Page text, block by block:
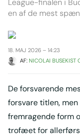
League-finalen i
en af de mest
18. MAJ 2026 – 14:23
AF: NICOLAI BUSEKIST
De forsvarende
forsvare titlen,
fremragende form
trofæet for